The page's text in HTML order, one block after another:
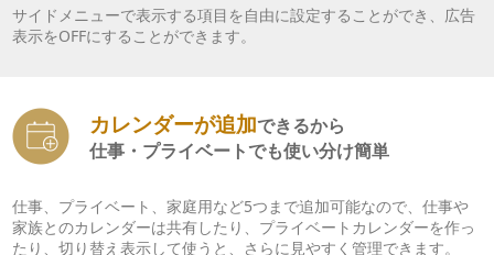
サイドメニューで表示する項目を自由に設定することができ、広告
表示をOFFにすることができます。
カレンダーが追加できるから
仕事・プライベートでも使い分け簡単
仕事、プライベート、家庭用など5つまで追加可能なので、仕事や
家族とのカレンダーは共有したり、プライベートカレンダーを作っ
たり、切り替え表示して使うと、さらに見やすく管理できます。